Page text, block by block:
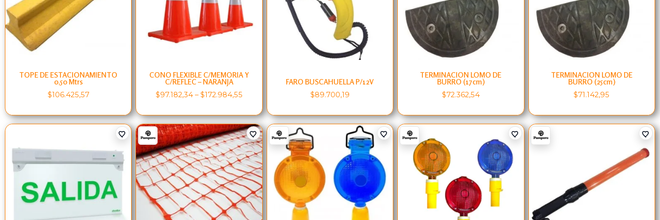
TOPE DE ESTACIONAMIENTO
0,50 Mtrs
$106.425,57
CONO FLEXIBLE C/MEMORIA Y
C/REFLEC – NARANJA
$97.182,34 – $172.984,55
FARO BUSCAHUELLA P/12V
$89.700,19
TERMINACION LOMO DE
BURRO (17cm)
$72.362,54
TERMINACION LOMO DE
BURRO (25cm)
$71.142,95